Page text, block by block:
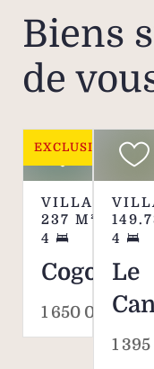
Biens
de
EXCLUSIVITÉ
VILLA
237 M²
4
Cogolin
1 650 000 €
4
Le
1